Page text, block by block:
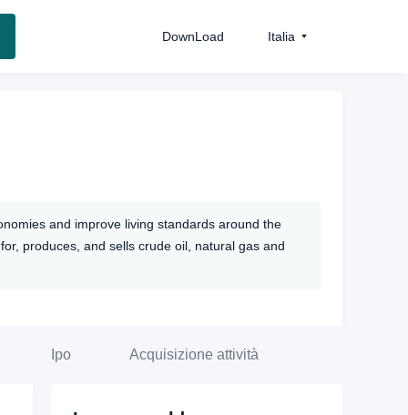
DownLoad Italia
and improve living standards around the
produces, and sells crude oil, natural gas and
Ipo Acquisizione attività